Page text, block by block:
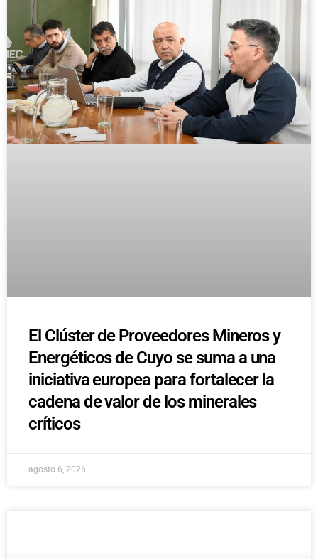
El Clúster de Proveedores Mineros y
Energéticos de Cuyo se suma a una
iniciativa europea para fortalecer la
cadena de valor de los minerales
críticos
agosto 6, 2026